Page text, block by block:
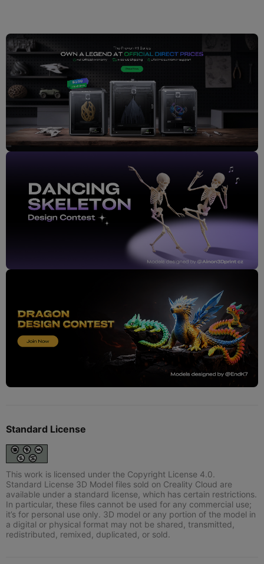
Standard License
This work is licensed under the Copyright License 4.0.
Standard License 3D Model files sold on Creality Cloud are
available under a standard license, which has certain restrictions.
In particular, these files cannot be used for any commercial use;
it’s for personal use only. 3D model or any portion of the model in
a digital or physical format may not be shared, transmitted,
redistributed, remixed, duplicated, or sold.